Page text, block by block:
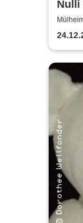
Nulli